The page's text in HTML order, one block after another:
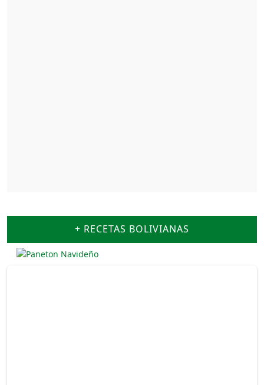
+ RECETAS BOLIVIANAS